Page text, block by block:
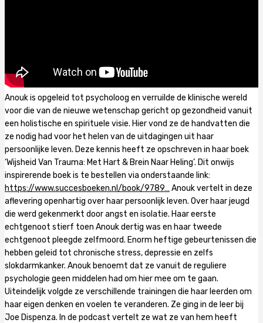
Anouk is opgeleid tot psycholoog en verruilde de klinische wereld
voor die van de nieuwe wetenschap gericht op gezondheid vanuit
een holistische en spirituele visie. Hier vond ze de handvatten die
ze nodig had voor het helen van de uitdagingen uit haar
persoonlijke leven. Deze kennis heeft ze opschreven in haar boek
‘Wijsheid Van Trauma: Met Hart & Brein Naar Heling’. Dit onwijs
inspirerende boek is te bestellen via onderstaande link:
https://www.succesboeken.nl/book/9789… Anouk vertelt in deze
aflevering openhartig over haar persoonlijk leven. Over haar jeugd
die werd gekenmerkt door angst en isolatie. Haar eerste
echtgenoot stierf toen Anouk dertig was en haar tweede
echtgenoot pleegde zelfmoord. Enorm heftige gebeurtenissen die
hebben geleid tot chronische stress, depressie en zelfs
slokdarmkanker. Anouk benoemt dat ze vanuit de reguliere
psychologie geen middelen had om hier mee om te gaan.
Uiteindelijk volgde ze verschillende trainingen die haar leerden om
haar eigen denken en voelen te veranderen. Ze ging in de leer bij
Joe Dispenza. In de podcast vertelt ze wat ze van hem heeft